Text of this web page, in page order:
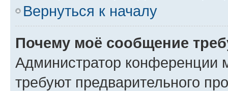
Вернуться к началу
Почему моё сообщение
Администратор конференции
требуют предварительного